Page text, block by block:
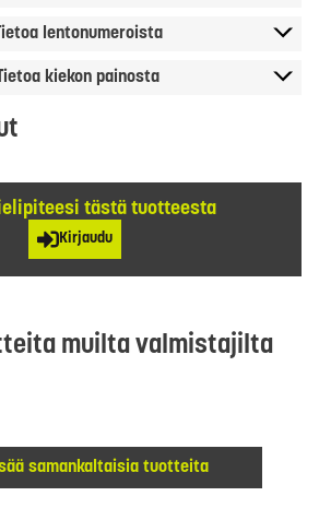
lentonumeroista
kiekon painosta
tästä tuotteesta
Kirjaudu
muilta valmistajilta
samankaltaisia tuotteita